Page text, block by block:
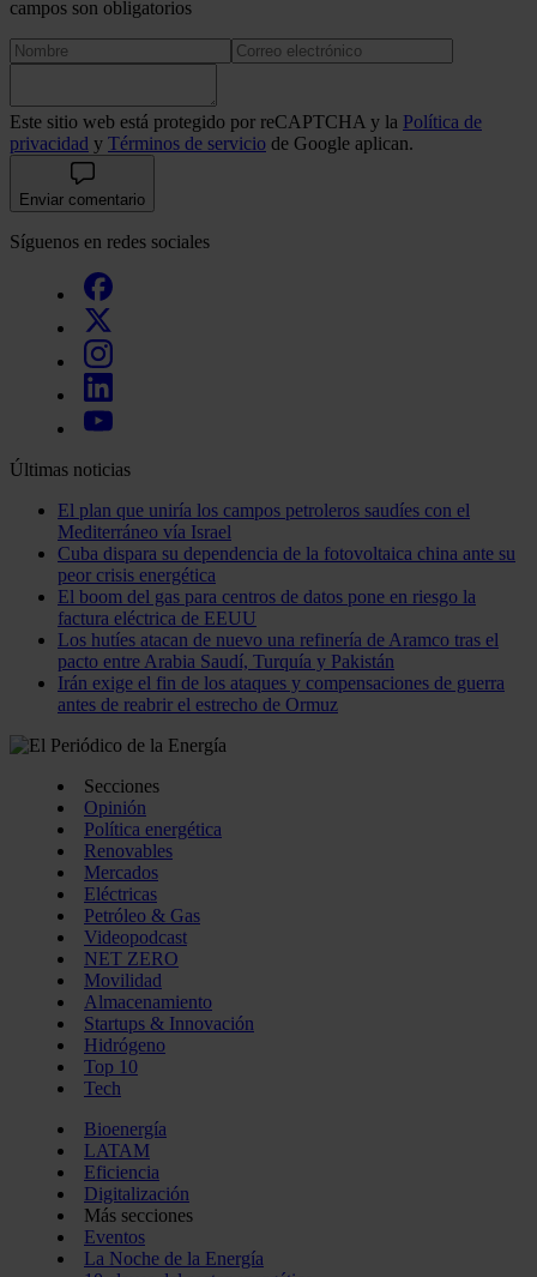
campos son obligatorios
Este sitio web está protegido por reCAPTCHA y la Política de
privacidad y Términos de servicio de Google aplican.
Enviar comentario
Síguenos en redes sociales
Últimas noticias
El plan que uniría los campos petroleros saudíes con el
Mediterráneo vía Israel
Cuba dispara su dependencia de la fotovoltaica china ante su
peor crisis energética
El boom del gas para centros de datos pone en riesgo la
factura eléctrica de EEUU
Los hutíes atacan de nuevo una refinería de Aramco tras el
pacto entre Arabia Saudí, Turquía y Pakistán
Irán exige el fin de los ataques y compensaciones de guerra
antes de reabrir el estrecho de Ormuz
Secciones
Opinión
Política energética
Renovables
Mercados
Eléctricas
Petróleo & Gas
Videopodcast
NET ZERO
Movilidad
Almacenamiento
Startups & Innovación
Hidrógeno
Top 10
Tech
Bioenergía
LATAM
Eficiencia
Digitalización
Más secciones
Eventos
La Noche de la Energía